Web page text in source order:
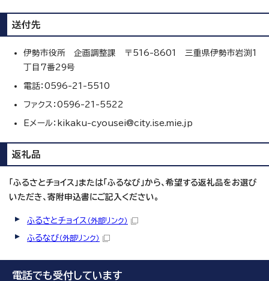
送付先
伊勢市役所 企画調整課 〒516-8601 三重県伊勢市岩渕1
丁目7番29号
電話：0596-21-5510
ファクス：0596-21-5522
Eメール：kikaku-cyousei@city.ise.mie.jp
返礼品
「ふるさとチョイス」または「ふるなび」から、希望する返礼品をお選び
いただき、寄附申込書にご記入ください。
ふるさとチョイス （外部リンク）
ふるなび（外部リンク）
電話でも受付しています